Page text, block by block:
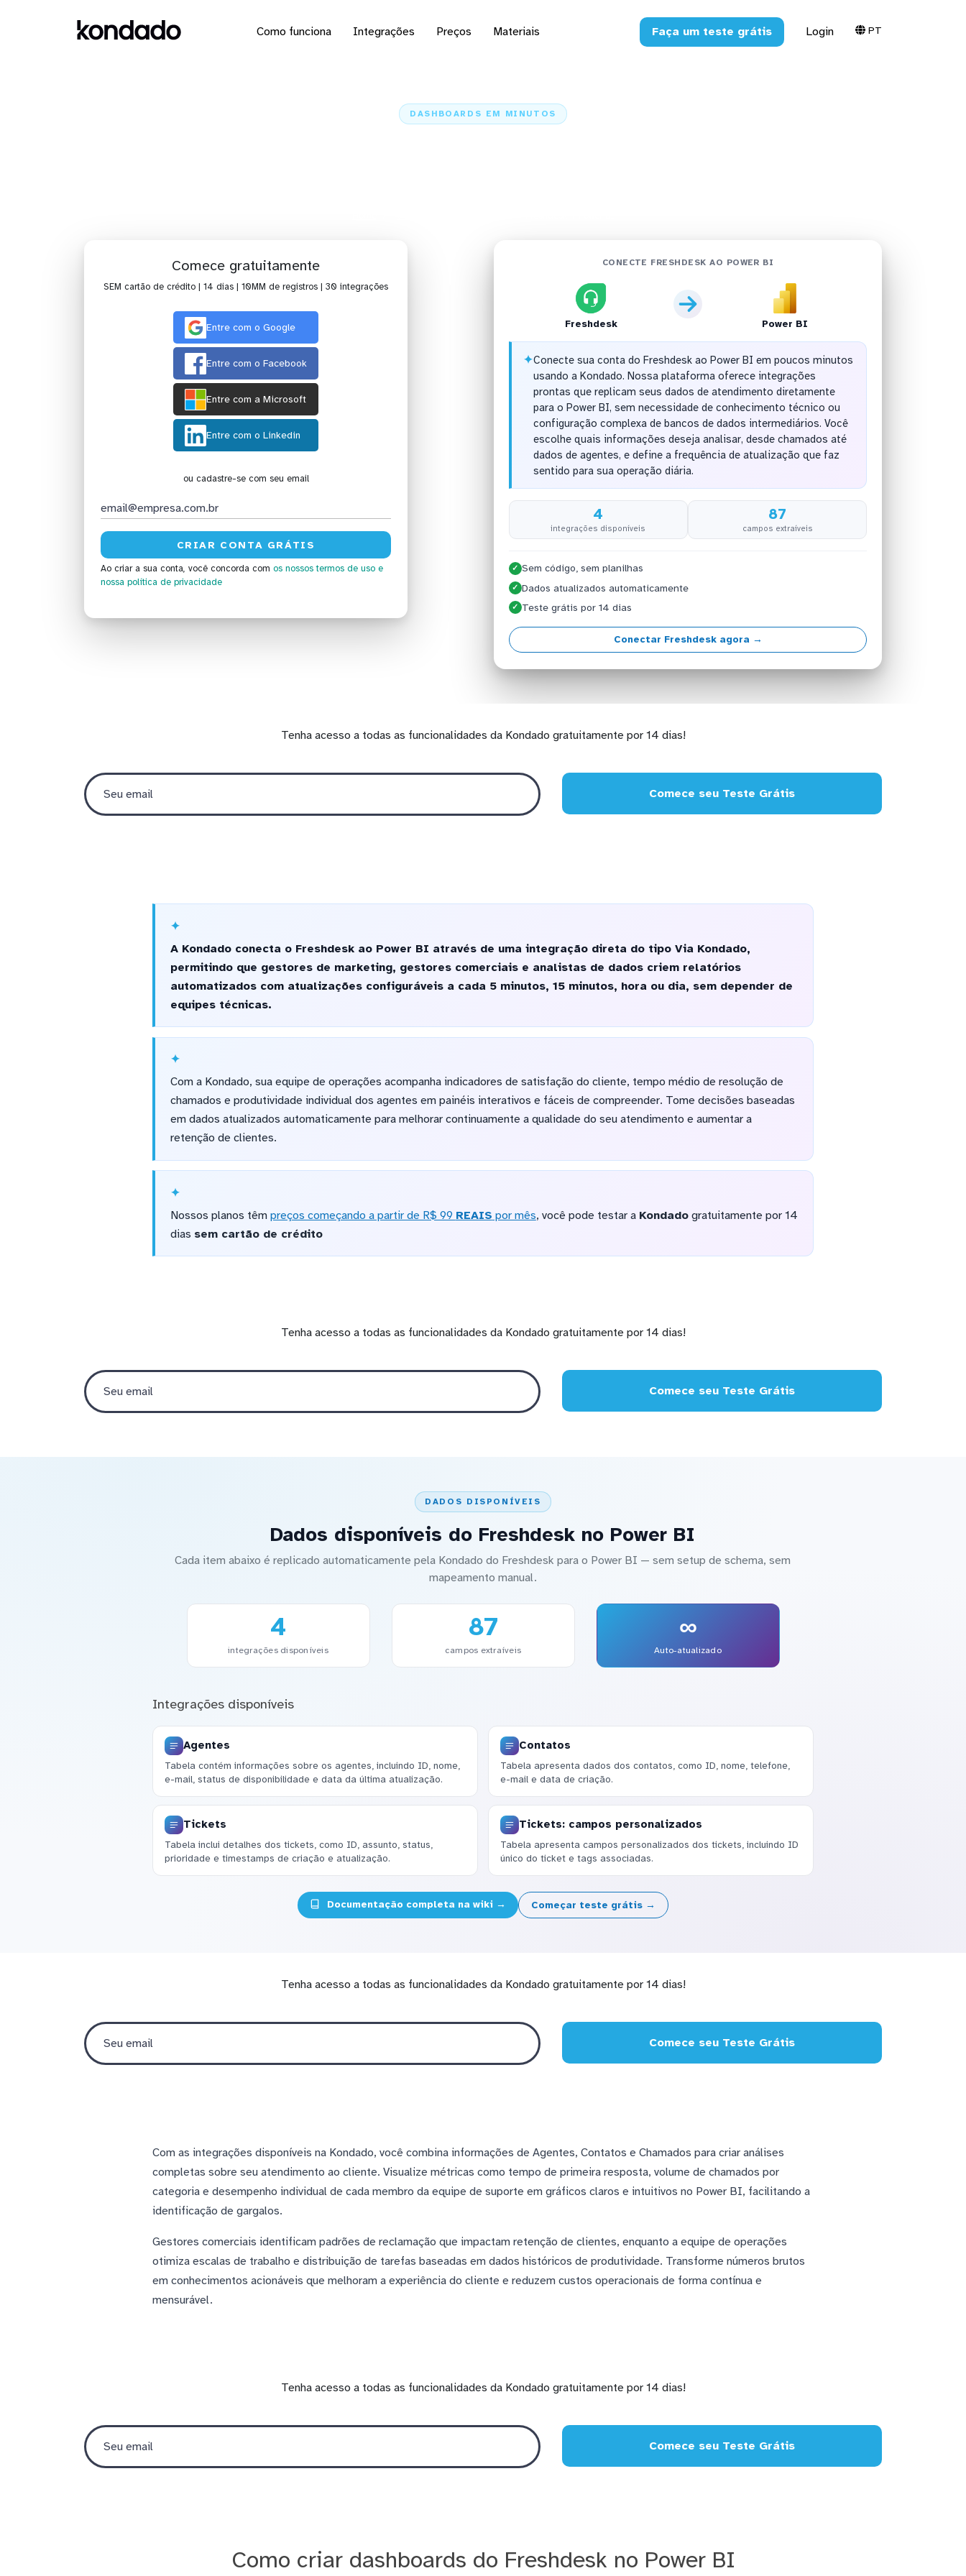
Como funciona Integrações Preços Materiais Faça um teste grátis Login PT
DASHBOARDS EM MINUTOS
Comece gratuitamente
SEM cartão de crédito | 14 dias | 10MM de registros | 30 integrações
Entre com o Google
Entre com o Facebook
Entre com a Microsoft
Entre com o Linkedin
ou cadastre-se com seu email
Ao criar a sua conta, você concorda com os nossos termos de uso e
nossa política de privacidade
CONECTE FRESHDESK AO POWER BI
Freshdesk Power BI
✦Conecte sua conta do Freshdesk ao Power BI em poucos minutos
usando a Kondado. Nossa plataforma oferece integrações
prontas que replicam seus dados de atendimento diretamente
para o Power BI, sem necessidade de conhecimento técnico ou
configuração complexa de bancos de dados intermediários. Você
escolhe quais informações deseja analisar, desde chamados até
dados de agentes, e define a frequência de atualização que faz
sentido para sua operação diária.
4
integrações disponíveis
87
campos extraíveis
✓ Sem código, sem planilhas
✓ Dados atualizados automaticamente
✓ Teste grátis por 14 dias
Conectar Freshdesk agora →
Tenha acesso a todas as funcionalidades da Kondado gratuitamente por 14 dias!
Comece seu Teste Grátis
A Kondado conecta o Freshdesk ao Power BI através de uma integração direta do tipo Via Kondado,
permitindo que gestores de marketing, gestores comerciais e analistas de dados criem relatórios
automatizados com atualizações configuráveis a cada 5 minutos, 15 minutos, hora ou dia, sem depender de
equipes técnicas.
Com a Kondado, sua equipe de operações acompanha indicadores de satisfação do cliente, tempo médio de resolução de
chamados e produtividade individual dos agentes em painéis interativos e fáceis de compreender. Tome decisões baseadas
em dados atualizados automaticamente para melhorar continuamente a qualidade do seu atendimento e aumentar a
retenção de clientes.
Nossos planos têm preços começando a partir de R$ 99 REAIS por mês, você pode testar a Kondadogratuitamente por 14
dias sem cartão de crédito
Tenha acesso a todas as funcionalidades da Kondado gratuitamente por 14 dias!
Comece seu Teste Grátis
DADOS DISPONÍVEIS
Dados disponíveis do Freshdesk no Power BI
Cada item abaixo é replicado automaticamente pela Kondado do Freshdesk para o Power BI — sem setup de schema, sem
mapeamento manual.
4
integrações disponíveis
87
campos extraíveis
∞
Auto-atualizado
Integrações disponíveis
Agentes
Tabela contém informações sobre os agentes, incluindo ID, nome,
e-mail, status de disponibilidade e data da última atualização.
Contatos
Tabela apresenta dados dos contatos, como ID, nome, telefone,
e-mail e data de criação.
Tickets
Tabela inclui detalhes dos tickets, como ID, assunto, status,
prioridade e timestamps de criação e atualização.
Tickets: campos personalizados
Tabela apresenta campos personalizados dos tickets, incluindo ID
único do ticket e tags associadas.
Documentação completa na wiki → Começar teste grátis →
Tenha acesso a todas as funcionalidades da Kondado gratuitamente por 14 dias!
Comece seu Teste Grátis
Com as integrações disponíveis na Kondado, você combina informações de Agentes, Contatos e Chamados para criar análises
completas sobre seu atendimento ao cliente. Visualize métricas como tempo de primeira resposta, volume de chamados por
categoria e desempenho individual de cada membro da equipe de suporte em gráficos claros e intuitivos no Power BI, facilitando a
identificação de gargalos.
Gestores comerciais identificam padrões de reclamação que impactam retenção de clientes, enquanto a equipe de operações
otimiza escalas de trabalho e distribuição de tarefas baseadas em dados históricos de produtividade. Transforme números brutos
em conhecimentos acionáveis que melhoram a experiência do cliente e reduzem custos operacionais de forma contínua e
mensurável.
Tenha acesso a todas as funcionalidades da Kondado gratuitamente por 14 dias!
Comece seu Teste Grátis
Como criar dashboards do Freshdesk no Power BI